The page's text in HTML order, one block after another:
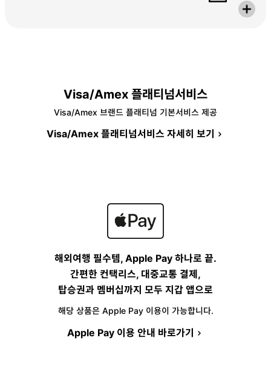
Visa/Amex 플래티넘서비스
Visa/Amex 브랜드 플래티넘 기본서비스 제공
Visa/Amex 플래티넘서비스 자세히 보기
해외여행 필수템, Apple Pay 하나로 끝.
간편한 컨택리스, 대중교통 결제,
탑승권과 멤버십까지 모두 지갑 앱으로
해당 상품은 Apple Pay 이용이 가능합니다.
Apple Pay 이용 안내 바로가기